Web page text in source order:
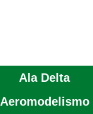
Ala Delta
Aeromodelismo